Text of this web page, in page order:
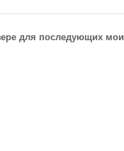
для последующих